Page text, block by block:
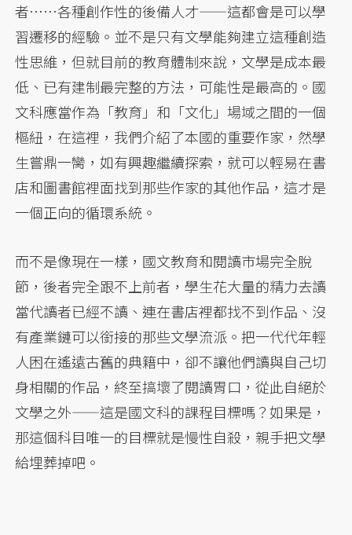
者……各種創作性的後備人才——這都會是可以學
習遷移的經驗。並不是只有文學能夠建立這種創造
性思維，但就目前的教育體制來說，文學是成本最
低、已有建制最完整的方法，可能性是最高的。國
文科應當作為「教育」和「文化」場域之間的一個
樞紐，在這裡，我們介紹了本國的重要作家，然學
生嘗鼎一臠，如有興趣繼續探索，就可以輕易在書
店和圖書館裡面找到那些作家的其他作品，這才是
一個正向的循環系統。
而不是像現在一樣，國文教育和閱讀市場完全脫
節，後者完全跟不上前者，學生花大量的精力去讀
當代讀者已經不讀、連在書店裡都找不到作品、沒
有產業鏈可以銜接的那些文學流派。把一代代年輕
人困在遙遠古舊的典籍中，卻不讓他們讀與自己切
身相關的作品，終至搞壞了閱讀胃口，從此自絕於
文學之外——這是國文科的課程目標嗎？如果是，
那這個科目唯一的目標就是慢性自殺，親手把文學
給埋葬掉吧。